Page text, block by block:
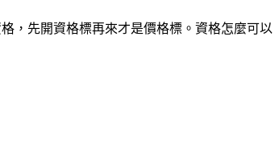
，先開資格標再來才是價格標。資格怎麼可以